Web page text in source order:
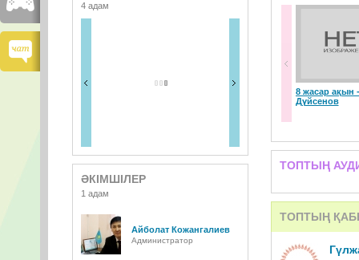
4 адам
ӘКІМШІЛЕР
1 адам
Айболат Кожангалиев
Администратор
8 жасар
Дүйсенов
ТОПТЫҢ
ТОПТЫҢ